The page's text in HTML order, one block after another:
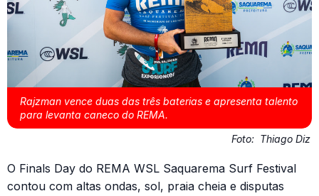
Rajzman vence duas das três baterias e apresenta talento
para levanta caneco do REMA.
Foto: Thiago Diz
O Finals Day do REMA WSL Saquarema Surf Festival
contou com altas ondas, sol, praia cheia e disputas